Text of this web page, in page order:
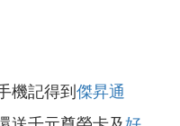
記得到 傑昇通